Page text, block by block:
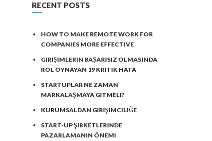
RECENT POSTS
HOW TO MAKE REMOTE WORK FOR
COMPANIES MORE EFFECTIVE
GIRIŞIMLERIN BAŞARISIZ OLMASINDA
ROL OYNAYAN 19 KRITIK HATA
STARTUPLAR NE ZAMAN
MARKALAŞMAYA GITMELI?
KURUMSALDAN GIRIŞIMCILIĞE
START-UP ŞIRKETLERINDE
PAZARLAMANIN ÖNEMI